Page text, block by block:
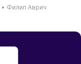
• Филип Аврич